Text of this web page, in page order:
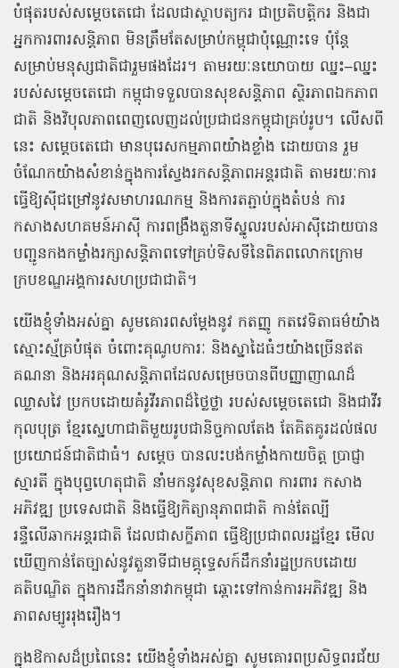
បំផុតរបស់សម្តេចតេជោ ដែលជាស្ថាបត្យករ ជាប្រតិបត្តិករ និងជា
អ្នកការពារសន្តិភាព មិនត្រឹមតែសម្រាប់កម្ពុជាប៉ុណ្ណោះទេ ប៉ុន្តែ
សម្រាប់មនុស្សជាតិជារួមផងដែរ។ តាមរយៈនយោបាយ ឈ្នះ–ឈ្នះ
របស់សម្តេចតេជោ កម្ពុជាទទួលបានសុខសន្តិភាព ស្ថិរភាពឯកភាព
ជាតិ និងវិបុលភាពពេញលេញដល់ប្រជាជនកម្ពុជាគ្រប់រូប។ លើសពី
នេះ សម្តេចតេជោ មានបុរេសកម្មភាពយ៉ាងខ្លាំង ដោយបាន រួម
ចំណែកយ៉ាងសំខាន់ក្នុងការស្វែងរកសន្តិភាពអន្តរជាតិ តាមរយៈការ
ធ្វើឱ្យស៊ីជម្រៅនូវសមាហរណកម្ម និងការតភ្ជាប់ក្នុងតំបន់ ការ
កសាងសហគមន៍អាស៊ី ការពង្រឹងតួនាទីស្នូលរបស់អាស៊ីដោយបាន
បញ្ជូនកងកម្លាំងរក្សាសន្តិភាពទៅគ្រប់ទិសទីនៃពិភពលោកក្រោម
ក្របខណ្ឌអង្គការសហប្រជាជាតិ។
យើងខ្ញុំទាំងអស់គ្នា សូមគោរពសម្តែងនូវ កតញ្ញូ កតវេទិតាធម៌យ៉ាង
ស្មោះស្ម័គ្របំផុត ចំពោះគុណូបការៈ និងស្នាដៃធំៗយ៉ាងច្រើនឥត
គណនា និងអរគុណសន្តិភាពដែលសម្រេចបានពីបញ្ញាញាណដ៏
ឈ្លាសវៃ ប្រកបដោយគំរូវីរភាពដ៏ថ្លៃថ្លា របស់សម្ដេចតេជោ និងជាវីរ
កុលបុត្រ ខ្មែរស្នេហាជាតិមួយរូបជានិច្ចកាលតែង តែគិតគូរដល់ផល
ប្រយោជន៍ជាតិជាធំ។ សម្តេច បានលះបង់កម្លាំងកាយចិត្ត ប្រាជ្ញា
ស្មារតី ក្នុងបុព្វហេតុជាតិ នាំមកនូវសុខសន្តិភាព ការពារ កសាង
អភិវឌ្ឍ ប្រទេសជាតិ និងធ្វើឱ្យកិត្យានុភាពជាតិ កាន់តែល្បី
រន្ទឺលើឆាកអន្តរជាតិ ដែលជាសក្ខីភាព ធ្វើឱ្យប្រជាពលរដ្ឋខ្មែរ មើល
ឃើញកាន់តែច្បាស់នូវតួនាទីជាមគ្គុទ្ទេសក៍ដឹកនាំរដ្ឋប្រកបដោយ
គតិបណ្ឌិត ក្នុងការដឹកនាំនាវាកម្ពុជា ឆ្ពោះទៅកាន់ការអភិវឌ្ឍ និង
ភាពសម្បូររុងរឿង។
ក្នុងឱកាសដ៏ប្រពៃនេះ យើងខ្ញុំទាំងអស់គ្នា សូមគោរពប្រសិទ្ធពរជ័យ